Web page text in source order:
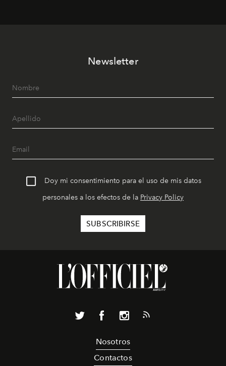
Newsletter
Doy mi consentimiento para el uso de mis datos
personales a los efectos de la Privacy Policy
Nosotros
Contactos